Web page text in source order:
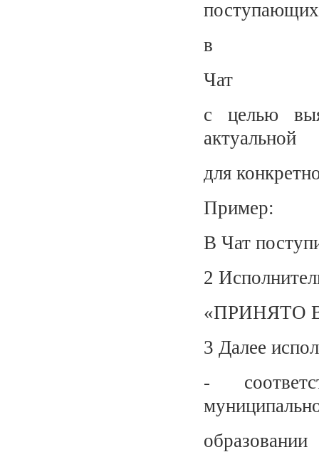
поступающих
в
Чат
с целью
актуальной
для
Пример:
В Чат
2
«ПРИНЯТО
3 Далее
-
образовании